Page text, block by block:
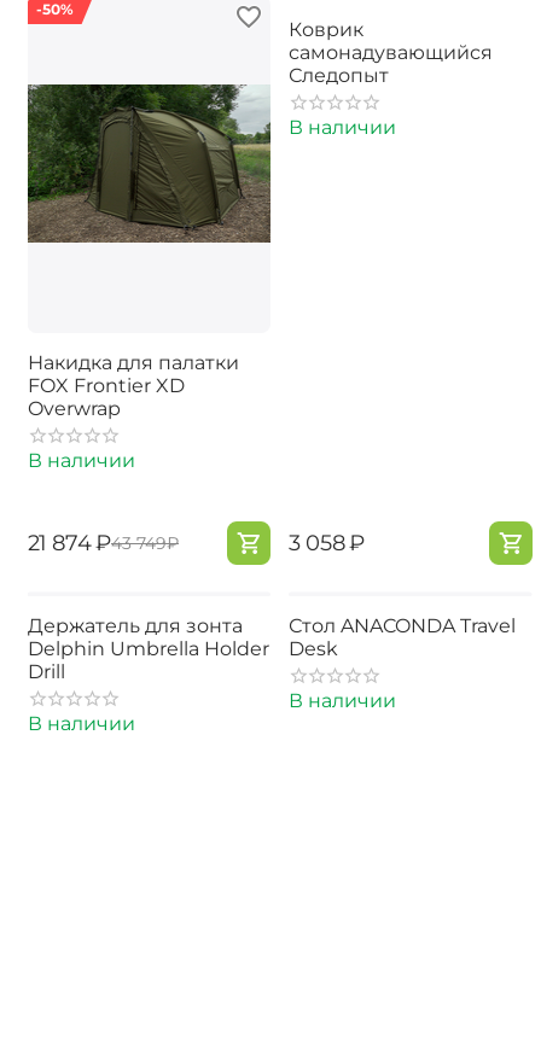
-50%
Накидка для палатки
FOX Frontier XD
Overwrap
В наличии
‍21 874‍₽‍43 749‍₽
Коврик
самонадувающийся
Следопыт
В наличии
‍3 058‍₽
Держатель для зонта
Delphin Umbrella Holder
Drill
В наличии
Стол ANACONDA Travel
Desk
В наличии